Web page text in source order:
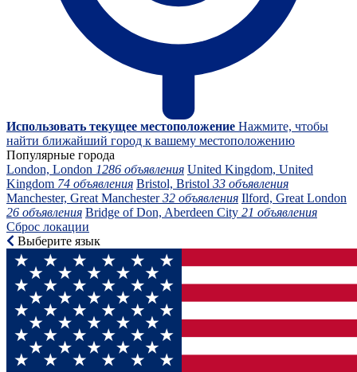
Использовать текущее местоположение Нажмите, чтобы
найти ближайший город к вашему местоположению
Популярные города
London, London 1286 объявления United Kingdom, United
Kingdom 74 объявления Bristol, Bristol 33 объявления
Manchester, Great Manchester32 объявления Ilford, Great London
26 объявления Bridge of Don, Aberdeen City 21 объявления
Сброс локации
Выберите язык